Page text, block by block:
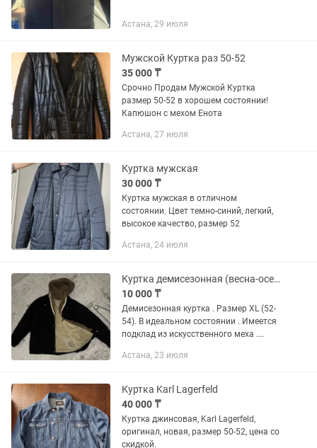
Астана, 29 июля
Мужской Куртка раз 50-52
35 000 ₸
Срочно Продам Мужской Куртка
размер 50-52 в хорошем состоянии!
Капюшон с мехом Енота
Астана, 27 июля
Куртка мужская
30 000 ₸
Куртка мужская в отличном
состоянии. Цвет темно-синий, легкий,
высокое качество, размер 52
Астана, 24 июля
Куртка демисезонная (весна-осень)
10 000 ₸
Демисезонная куртка . Размер XL (52-
54). В идеальном состоянии . Имеется
подклад из искусственного меха .
осень. Причина продажи : не подходит
Астана, 23 июля
Куртка Karl Lagerfeld
40 000 ₸
Куртка джинсовая, Karl Lagerfeld,
оригинал, новая, размер 50-52, цена со
скидкой.